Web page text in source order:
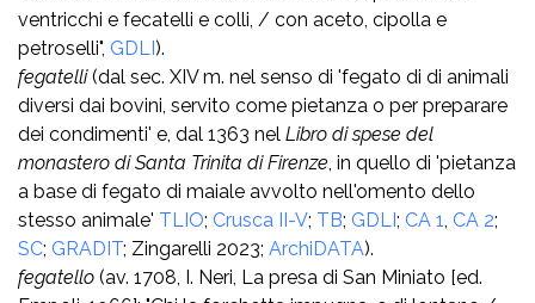
ventricchi e fecatelli e colli, / con aceto, cipolla e
petroselli", GDLI).
fegatelli(dal sec. XIV m. nel senso di 'fegato di di animali
diversi dai bovini, servito come pietanza o per preparare
dei condimenti' e, dal 1363 nel Libro di spese del
monastero di Santa Trinita di Firenze, in quello di 'pietanza
a base di fegato di maiale avvolto nell'omento dello
stesso animale' TLIO; Crusca II-V; TB; GDLI; CA 1, CA 2;
SC; GRADIT; Zingarelli 2023; ArchiDATA).
fegatello (av. 1708, I. Neri, La presa di San Miniato [ed.